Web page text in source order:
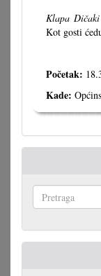
Klapa Dičaki
Kot gosti
Početak:
Kade: